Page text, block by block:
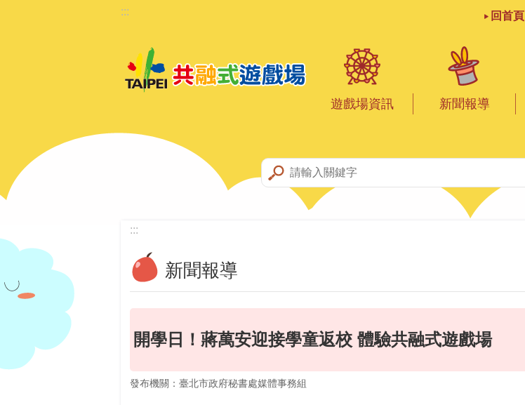
::: 回首頁
遊戲場資訊 新聞報導
:::
新聞報導
開學日！蔣萬安迎接學童返校 體驗共融式遊戲場
發布機關：臺北市政府秘書處媒體事務組